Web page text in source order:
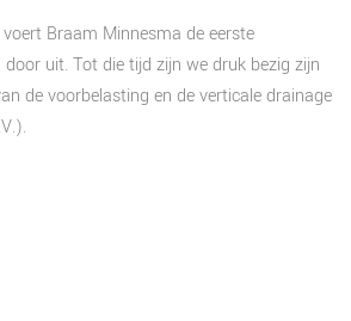
Braam Minnesma de eerste
uit. Tot die tijd zijn we druk bezig zijn
de voorbelasting en de verticale drainage